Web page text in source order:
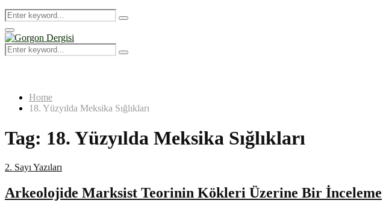
Search
for:
Search
Primary
Menu
Search
for:
Search
Home
18. Yüzyılda Meksika Sığlıkları
Tag: 18. Yüzyılda Meksika Sığlıkları
2. Sayı Yazıları
Arkeolojide Marksist Teorinin Kökleri Üzerine Bir İnceleme